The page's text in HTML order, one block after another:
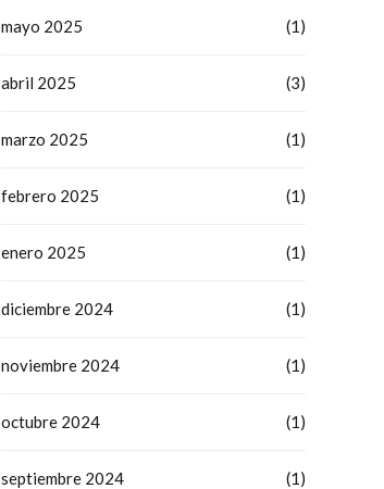
mayo 2025 (1)
abril 2025 (3)
marzo 2025 (1)
febrero 2025 (1)
enero 2025 (1)
diciembre 2024 (1)
noviembre 2024 (1)
octubre 2024 (1)
septiembre 2024 (1)